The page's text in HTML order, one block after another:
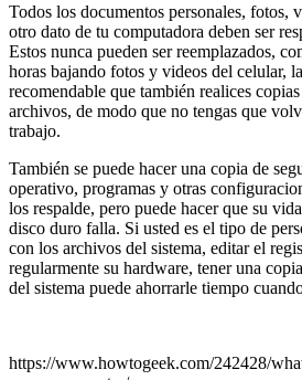
Todos los documentos personales, fotos,
otro dato de tu computadora deben ser
Estos nunca pueden ser reemplazados,
horas bajando fotos y videos del celular,
recomendable que también realices
archivos, de modo que no tengas que
trabajo.
También se puede hacer una copia de
operativo, programas y otras
los respalde, pero puede hacer que su
disco duro falla. Si usted es el tipo de
con los archivos del sistema, editar el
regularmente su hardware, tener una
del sistema puede ahorrarle tiempo
https://www.howtogeek.com/242428/